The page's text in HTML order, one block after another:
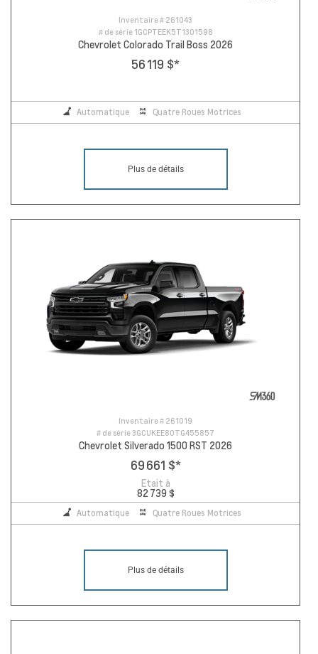
Inventaire # 261043
# de série 1GCPTEEK5T1301598
Chevrolet Colorado Trail Boss 2026
56 119 $*
Automatique Quatre Roues Motrices
Plus de détails
Inventaire # 261019
# de série3GCUKEE80TG455857
Chevrolet Silverado 1500 RST 2026
69 661 $*
Etait à
82 739 $
Automatique Quatre Roues Motrices
Plus de détails